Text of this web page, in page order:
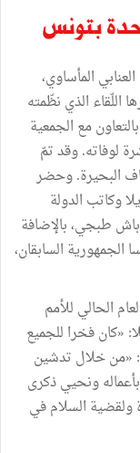
بتونس
المأساوي،
اللّقاء الذي نظّمته
المتحدة في تونس، يوم 13 جانفي 2020، بالتعاون مع الجمعية
لوفاته. وقد تمّ
البحيرة. وحضر
وكاتب الدولة
طبجي، بالإضافة
السابقان،
الحالي للأمم
«كان فخرا للجميع
«من خلال تدشين
ونحيي ذكرى
السلام في